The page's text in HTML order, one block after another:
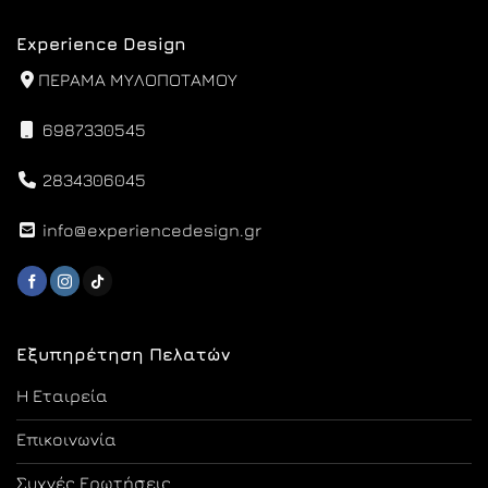
Εξυπηρέτηση Πελατών
Η Εταιρεία
Επικοινωνία
Συχνές Ερωτήσεις
Experience Design
ΠΕΡΑΜΑ ΜΥΛΟΠΟΤΑΜΟΥ
6987330545
2834306045
info@experiencedesign.gr